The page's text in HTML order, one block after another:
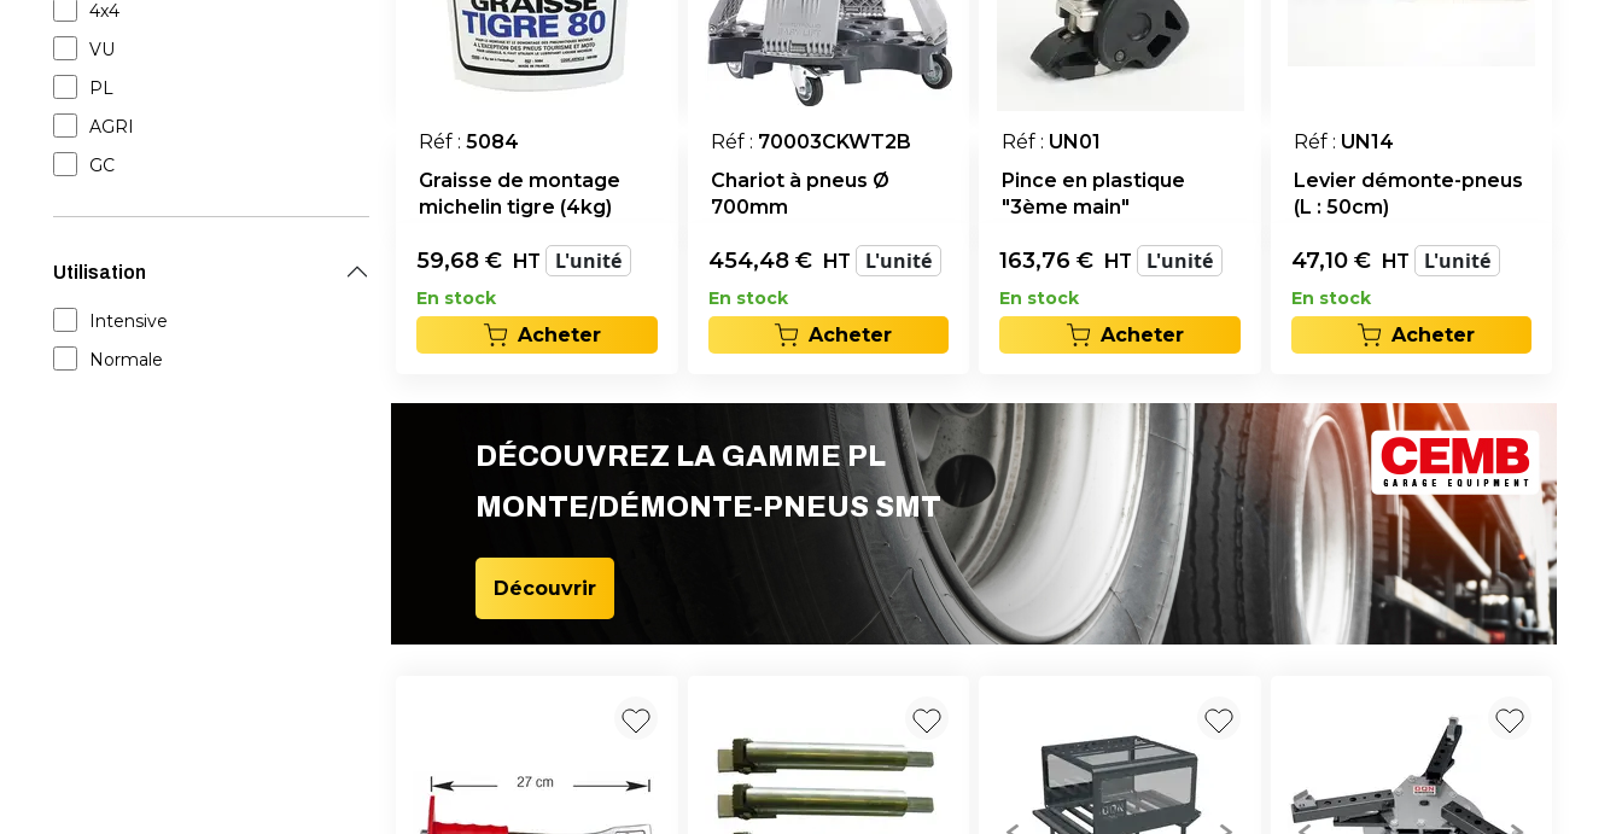
4x4
VU
PL
AGRI
GC
Utilisation
Intensive
Normale
Réf : 5084
Graisse de montage
michelin tigre (4kg)
59,68 € HT L'unité
En stock
Acheter
Réf : 70003CKWT2B
Chariot à pneus Ø
700mm
454,48€ HT L'unité
En stock
Acheter
Réf : UN01
Pince en plastique
"3ème main"
163,76 € HT L'unité
En stock
Acheter
Réf : UN14
Levier démonte-pneus
(L : 50cm)
47,10€ HT L'unité
En stock
Acheter
DÉCOUVREZ LA GAMME PL
MONTE/DÉMONTE-PNEUS SMT
Découvrir